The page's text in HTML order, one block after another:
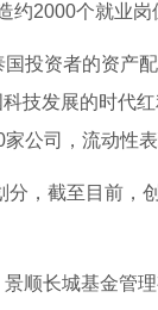
2000个就业
投资者的资产
技发展的时代
公司，流动性表
，截至目前，
顺长城基金管